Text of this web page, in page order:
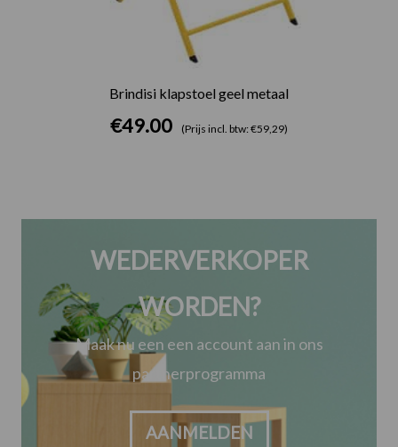
Brindisi klapstoel geel metaal
€49.00 (Prijs incl. btw: €59,29)
WEDERVERKOPER
WORDEN?
Maak nu een een account aan in ons
partnerprogramma
AANMELDEN